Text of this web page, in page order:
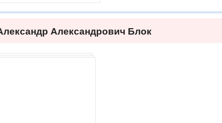
Александрович Блок